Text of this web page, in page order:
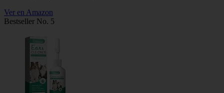
Ver en Amazon
Bestseller No. 5